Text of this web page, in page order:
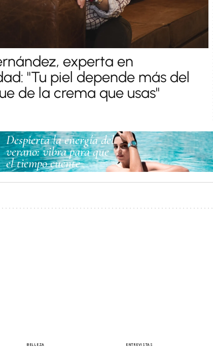
experta en
"Tu piel depende más del
de la crema que usas"
Despierta la energía del
verano: vibra para que
el tiempo cuente
BELLEZA ENTREVISTAS